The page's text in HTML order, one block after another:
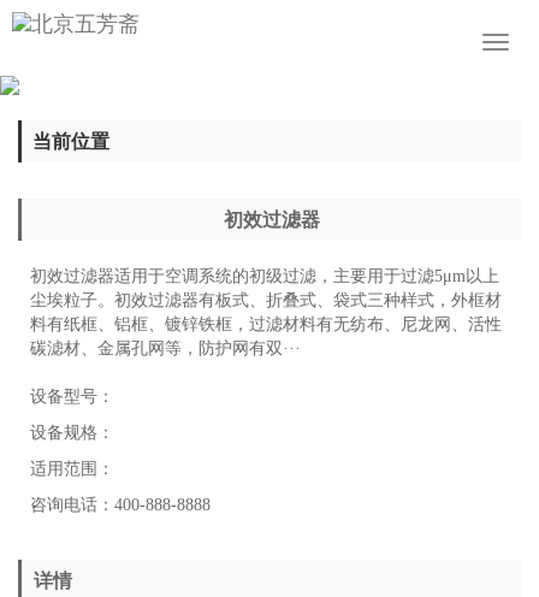
当前位置
初效过滤器
初效过滤器适用于空调系统的初级过滤，主要用于过滤5μm以上
尘埃粒子。初效过滤器有板式、折叠式、袋式三种样式，外框材
料有纸框、铝框、镀锌铁框，过滤材料有无纺布、尼龙网、活性
碳滤材、金属孔网等，防护网有双···
设备型号：
设备规格：
适用范围：
咨询电话：400-888-8888
详情